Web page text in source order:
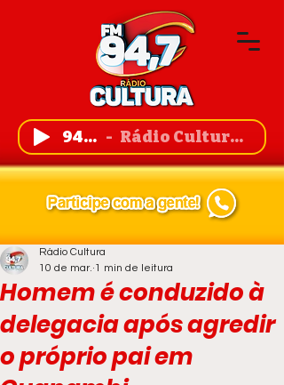
94,7 FM Rádio Cultura de Guanambi
Homem é conduzido à
delegacia após agredir
o próprio pai em
Rádio Cultura
10 de mar. 1 min de leitura